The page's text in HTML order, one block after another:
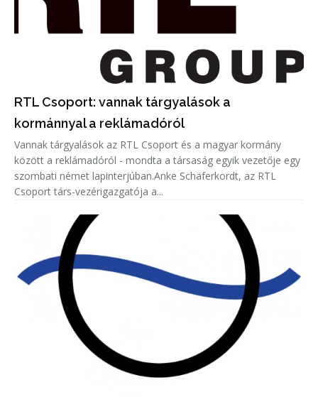
RTL Csoport: vannak tárgyalások a
kormánnyal a reklámadóról
Vannak tárgyalások az RTL Csoport és a magyar kormány
között a reklámadóról - mondta a társaság egyik vezetője egy
szombati német lapinterjúban.Anke Schäferkordt, az RTL
Csoport társ-vezérigazgatója a...